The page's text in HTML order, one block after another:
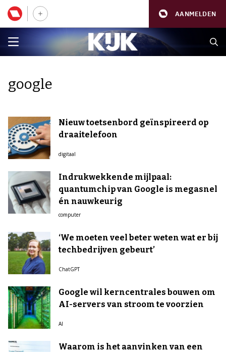
AANMELDEN
google
Nieuw toetsenbord geïnspireerd op
draaitelefoon
digitaal
Indrukwekkende mijlpaal:
quantumchip van Google is megasnel
én nauwkeurig
computer
‘We moeten veel beter weten wat er bij
techbedrijven gebeurt’
ChatGPT
Google wil kerncentrales bouwen om
AI-servers van stroom te voorzien
AI
Waarom is het aanvinken van een